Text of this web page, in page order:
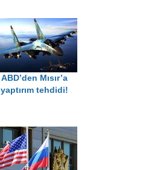
ABD’den Mısır’a
yaptırım tehdidi!